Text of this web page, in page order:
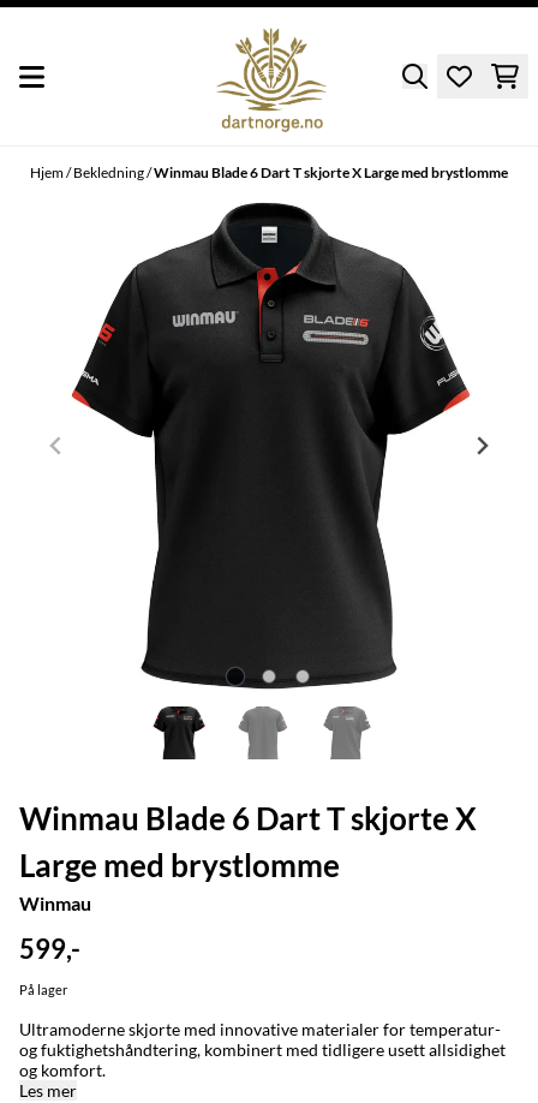
Hjem/Bekledning/Winmau Blade 6 Dart T skjorte X Large med brystlomme
Winmau Blade 6 Dart T skjorte X
Large med brystlomme
Winmau
599,-
På lager
Ultramoderne skjorte med innovative materialer for temperatur-
og fuktighetshåndtering, kombinert med tidligere usett allsidighet
og komfort.
Les mer